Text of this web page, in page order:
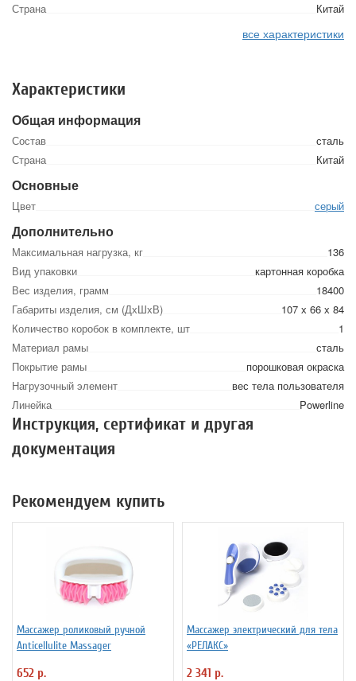
Страна
Китай
все характеристики
Характеристики
Общая информация
Состав
сталь
Страна
Китай
Основные
Цвет серый
Дополнительно
Максимальная нагрузка, кг
136
Вид упаковки
картонная коробка
Вес изделия, грамм
18400
Габариты изделия, см (ДхШхВ)
107 х 66 х 84
Количество коробок в комплекте, шт
1
Материал рамы
сталь
Покрытие рамы
порошковая окраска
Нагрузочный элемент
вес тела пользователя
Линейка
Powerline
Инструкция, сертификат и другая
документация
Рекомендуем купить
Массажер роликовый ручной
Anticellulite Massager
652 р.
Массажер электрический для тела
«РЕЛАКС»
2 341 р.